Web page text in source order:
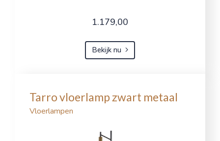
1.179,00
Bekijk nu
Tarro vloerlamp zwart metaal
Vloerlampen